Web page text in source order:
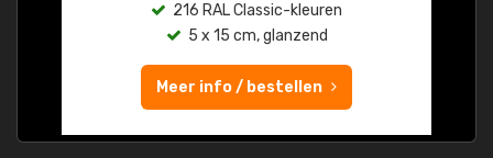
216 RAL Classic-kleuren
5 x 15 cm, glanzend
Meer info / bestellen